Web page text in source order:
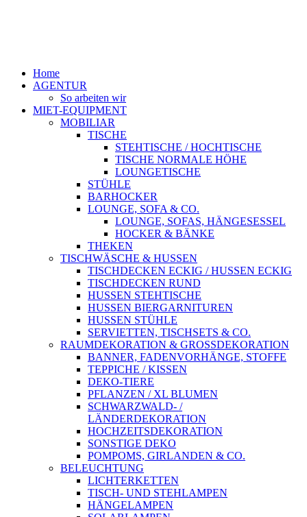
Home
AGENTUR
So arbeiten wir
MIET-EQUIPMENT
MOBILIAR
TISCHE
STEHTISCHE / HOCHTISCHE
TISCHE NORMALE HÖHE
LOUNGETISCHE
STÜHLE
BARHOCKER
LOUNGE, SOFA & CO.
LOUNGE, SOFAS, HÄNGESESSEL
HOCKER & BÄNKE
THEKEN
TISCHWÄSCHE & HUSSEN
TISCHDECKEN ECKIG / HUSSEN ECKIG
TISCHDECKEN RUND
HUSSEN STEHTISCHE
HUSSEN BIERGARNITUREN
HUSSEN STÜHLE
SERVIETTEN, TISCHSETS & CO.
RAUMDEKORATION & GROSSDEKORATION
BANNER, FADENVORHÄNGE, STOFFE
TEPPICHE / KISSEN
DEKO-TIERE
PFLANZEN / XL BLUMEN
SCHWARZWALD- /
LÄNDERDEKORATION
HOCHZEITSDEKORATION
SONSTIGE DEKO
POMPOMS, GIRLANDEN & CO.
BELEUCHTUNG
LICHTERKETTEN
TISCH- UND STEHLAMPEN
HÄNGELAMPEN